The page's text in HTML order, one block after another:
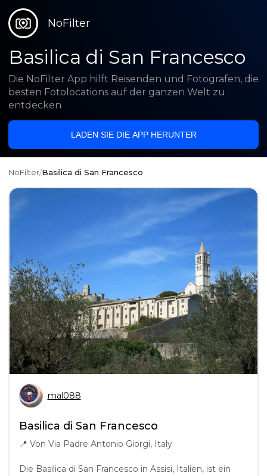
NoFilter
Basilica di San Francesco
Die NoFilter App hilft Reisenden und Fotografen, die
besten Fotolocations auf der ganzen Welt zu
entdecken
LADEN SIE DIE APP HERUNTER
NoFilter/Basilica di San Francesco
mal088
Basilica di San Francesco
📍 Von Via Padre Antonio Giorgi, Italy
Die Basilica di San Francesco in Assisi, Italien, ist ein